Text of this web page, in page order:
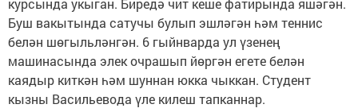
курсында укыган. Биредә чит кеше фатирында яшәгән.
Буш вакытында сатучы булып эшләгән һәм теннис
белән шөгыльләнгән. 6 гыйнварда ул үзенең
машинасында элек очрашып йөргән егете белән
каядыр киткән һәм шуннан юкка чыккан. Студент
кызны Васильевода үле килеш тапканнар.